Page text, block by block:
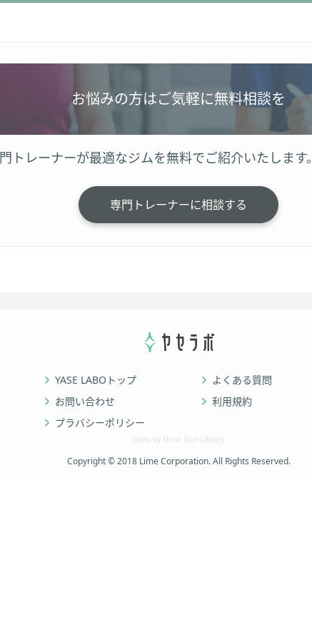
お悩みの方はご気軽に無料相談を
トレーナーが最適なジムを無料でご紹介いたします。
専門トレーナーに相談する
YASE LABOトップ
よくある質問
お問い合わせ
利用規約
プラバシーポリシー
Icons by Orion Icon Library
Copyright © 2018 Lime Corporation. All Rights Reserved.